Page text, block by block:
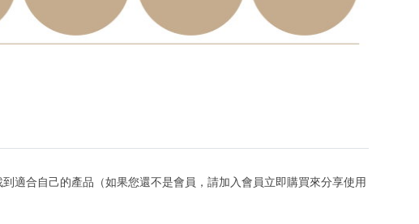
適合自己的產品（如果您還不是會員，請加入會員立即購買來分享使用